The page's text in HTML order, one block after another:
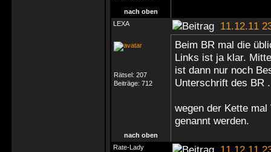
nach oben
LEXA
11.12.11
Rätsel: 207
Beiträge: 712
Beim BR mal die
Links ist ja klar.
ist dann nur noch
Unterschrift des BR
wegen der Kette
genannt werden.
nach oben
Rate-Lady
11.12.11